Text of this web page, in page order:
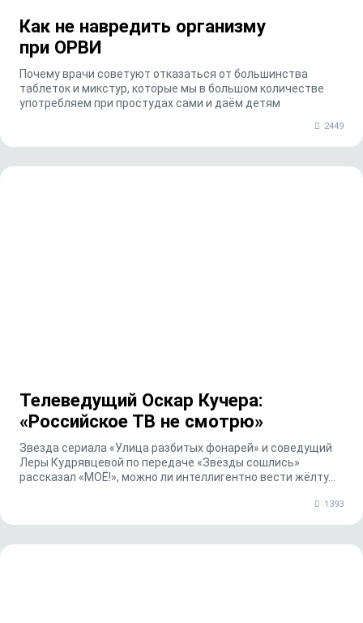
Как не навредить организму
при ОРВИ
Почему врачи советуют отказаться от большинства
таблеток и микстур, которые мы в большом количестве
употребляем при простудах сами и даём детям
2449
Телеведущий Оскар Кучера:
«Российское ТВ не смотрю»
Звезда сериала «Улица разбитых фонарей» и соведущий
Леры Кудрявцевой по передаче «Звёзды сошлись»
рассказал «МОЁ!», можно ли интеллигентно вести жёлту...
1393